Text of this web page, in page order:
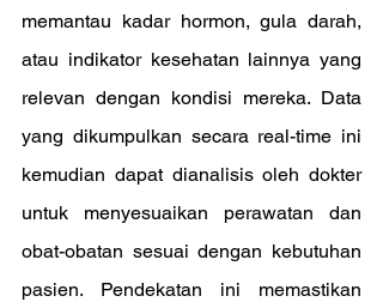
memantau kadar hormon, gula darah,
atau indikator kesehatan lainnya yang
relevan dengan kondisi mereka. Data
yang dikumpulkan secara real-time ini
kemudian dapat dianalisis oleh dokter
untuk menyesuaikan perawatan dan
obat-obatan sesuai dengan kebutuhan
pasien. Pendekatan ini memastikan